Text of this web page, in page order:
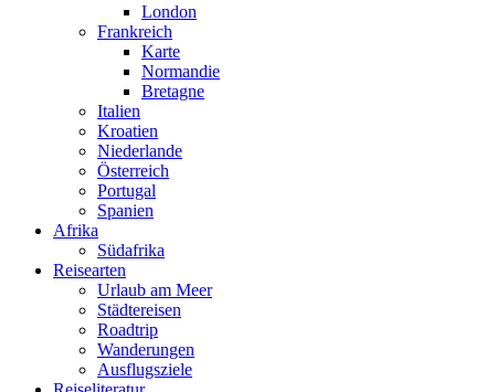
London
Frankreich
Karte
Normandie
Bretagne
Italien
Kroatien
Niederlande
Österreich
Portugal
Spanien
Afrika
Südafrika
Reisearten
Urlaub am Meer
Städtereisen
Roadtrip
Wanderungen
Ausflugsziele